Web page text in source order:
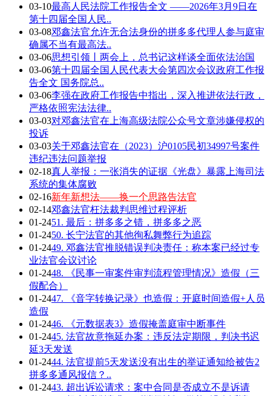
03-10最高人民法院工作报告全文 ——2026年3月9日在
第十四届全国人民..
03-08邓鑫法官允许无合法身份的拼多多代理人参与庭审
确属不当有最高法..
03-06思想引领丨两会上，总书记这样谈全面依法治国
03-06第十四届全国人民代表大会第四次会议政府工作报
告全文 国务院总..
03-06李强在政府工作报告中指出，深入推进依法行政，
严格依照宪法法律..
03-03对邓鑫法官在上海高级法院公众号文章涉嫌侵权的
投诉
03-03关于邓鑫法官在（2023）沪0105民初34997号案件
违纪违法问题举报
02-18真人举报：一张消失的证据《光盘》暴露上海司法
系统的集体腐败
02-16新年新想法——换一个思路告法官
02-14邓鑫法官枉法裁判思维过程评析
01-2451. 最后：拼多多之错，拼多多之恶
01-2450. 长宁法官的其他徇私舞弊行为追踪
01-2449. 邓鑫法官推脱错误判决责任：称本案已经过专
业法官会议讨论
01-2448. 《民事一审案件审判流程管理情况》造假（三
假配合）
01-2447. 《音字转换记录》也造假：开庭时间造假+人员
造假
01-2446. 《元数据表3》造假掩盖庭审中断事件
01-2445. 法官故意拖延办案：违反法定期限，判决书迟
延3天发送
01-2444. 法官提前5天发送没有出生的举证通知给被告2
拼多多通风报信？..
01-2443. 超出诉讼请求：案中合同是否成立不是诉请